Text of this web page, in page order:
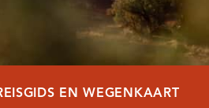
EN WEGENKAART